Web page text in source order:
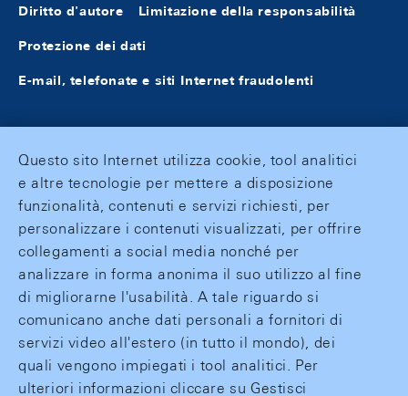
Diritto d'autore Limitazione della responsabilità
Protezione dei dati
E-mail, telefonate e siti Internet fraudolenti
Questo sito Internet utilizza cookie, tool analitici
e altre tecnologie per mettere a disposizione
funzionalità, contenuti e servizi richiesti, per
personalizzare i contenuti visualizzati, per offrire
collegamenti a social media nonché per
analizzare in forma anonima il suo utilizzo al fine
di migliorarne l'usabilità. A tale riguardo si
comunicano anche dati personali a fornitori di
servizi video all'estero (in tutto il mondo), dei
quali vengono impiegati i tool analitici. Per
ulteriori informazioni cliccare su Gestisci